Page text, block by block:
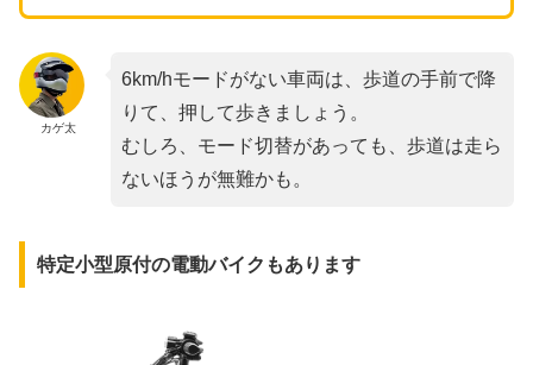
カゲ太
6km/hモードがない車両は、歩道の手前で降
りて、押して歩きましょう。
むしろ、モード切替があっても、歩道は走ら
ないほうが無難かも。
特定小型原付の電動バイクもあります